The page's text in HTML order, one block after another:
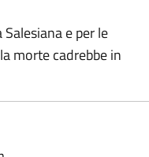
e per le
morte cadrebbe in